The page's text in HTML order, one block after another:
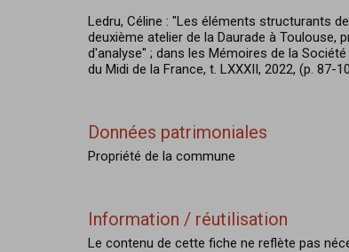
Ledru, Céline : "Les éléments structurants
deuxième atelier de la Daurade à Toulouse,
d'analyse" ; dans les Mémoires de la
du Midi de la France, t. LXXXII, 2022, (p. 87-
Données patrimoniales
Propriété de la commune
Information / réutilisation
Le contenu de cette fiche ne reflète pas